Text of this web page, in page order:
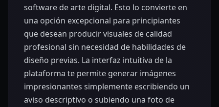
software de arte digital. Esto lo convierte en
una opción excepcional para principiantes
que desean producir visuales de calidad
profesional sin necesidad de habilidades de
diseño previas. La interfaz intuitiva de la
plataforma te permite generar imágenes
impresionantes simplemente escribiendo un
aviso descriptivo o subiendo una foto de